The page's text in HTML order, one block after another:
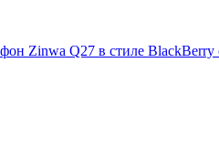
Zinwa Q27 в стиле BlackBerry